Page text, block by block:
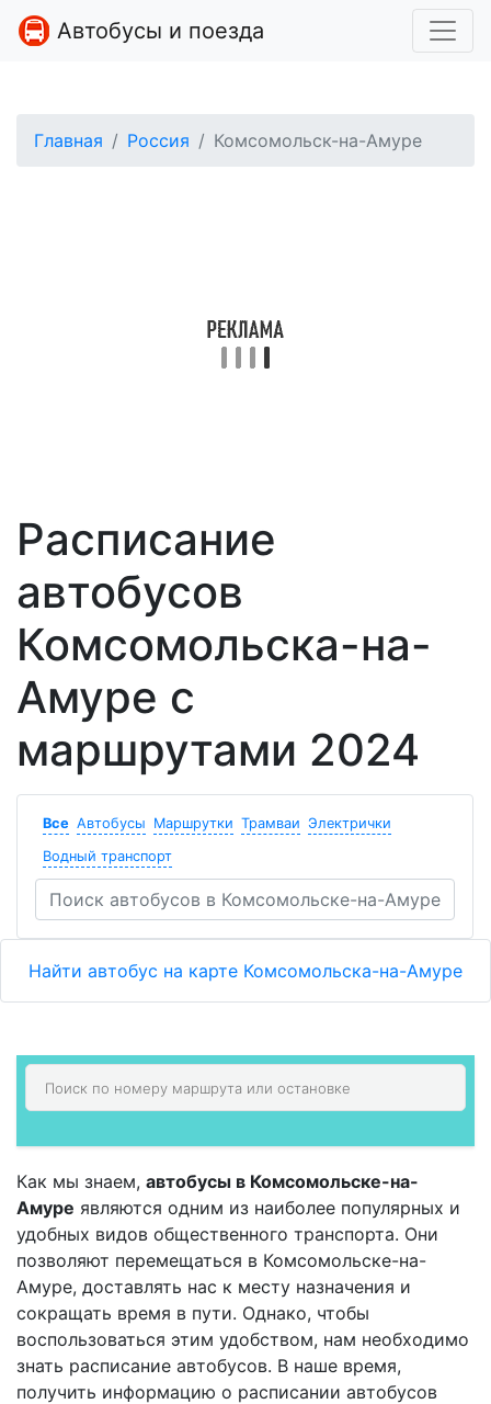
Автобусы и поезда
Главная Россия Комсомольск-на-Амуре
Расписание
автобусов
Комсомольска-на-
Амуре с
маршрутами 2024
Все Автобусы Маршрутки Трамваи Электрички
Водный транспорт
Найти автобус на карте Комсомольска-на-Амуре
Как мы знаем, автобусы в Комсомольске-на-
Амуре являются одним из наиболее популярных и
удобных видов общественного транспорта. Они
позволяют перемещаться в Комсомольске-на-
Амуре, доставлять нас к месту назначения и
сокращать время в пути. Однако, чтобы
воспользоваться этим удобством, нам необходимо
знать расписание автобусов. В наше время,
получить информацию о расписании автобусов